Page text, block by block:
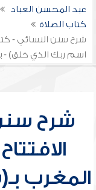
عبد المحسن العباد
كتاب الصلاة
شرح سنن النسائي -
اسم ربك الذي خلق) -
شرح
المغرب